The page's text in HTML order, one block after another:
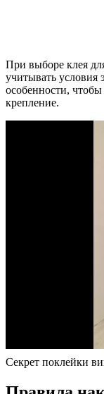
При выборе клея
учитывать условия
особенности,
крепление.
Секрет поклейки